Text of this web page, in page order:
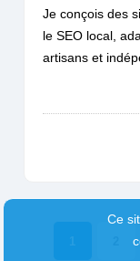
Je conçois des
le SEO local,
artisans et
1
Ce